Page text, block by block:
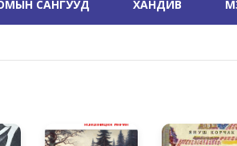
САНГУУД ХАНДИВ